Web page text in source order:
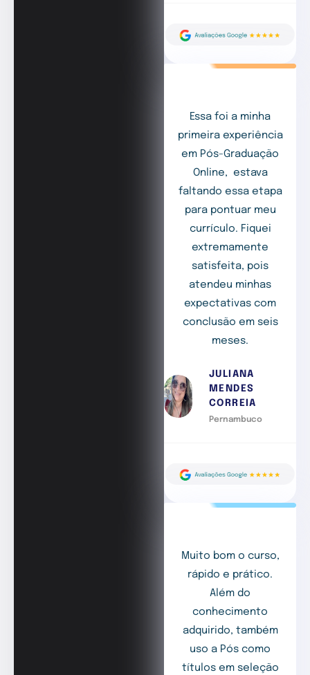
Essa foi a minha
primeira experiência
em Pós-Graduação
Online, estava
faltando essa etapa
para pontuar meu
currículo. Fiquei
extremamente
satisfeita, pois
atendeu minhas
expectativas com
conclusão em seis
meses.
JULIANA
MENDES
CORREIA
Pernambuco
Muito bom o curso,
rápido e prático.
Além do
conhecimento
adquirido, também
uso a Pós como
títulos em seleção